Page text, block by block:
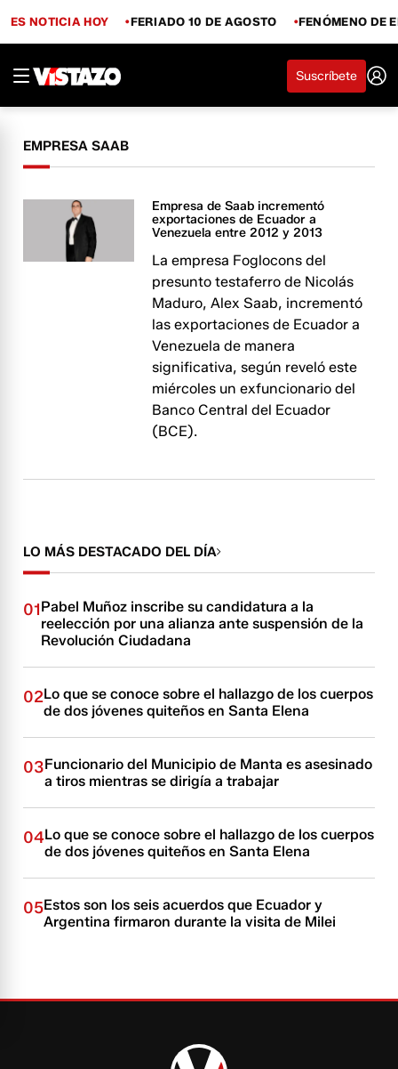
ES NOTICIA HOY FERIADO 10 DE AGOSTO FENÓMENO DE
Suscríbete
EMPRESA SAAB
Empresa de Saab incrementó
exportaciones de Ecuador a
Venezuela entre 2012 y 2013
La empresa Foglocons del
presunto testaferro de Nicolás
Maduro, Alex Saab, incrementó
las exportaciones de Ecuador a
Venezuela de manera
significativa, según reveló este
miércoles un exfuncionario del
Banco Central del Ecuador
(BCE).
LO MÁS DESTACADO DEL DÍA
01Pabel Muñoz inscribe su candidatura a la
reelección por una alianza ante suspensión de la
Revolución Ciudadana
02Lo que se conoce sobre el hallazgo de los cuerpos
de dos jóvenes quiteños en Santa Elena
03Funcionario del Municipio de Manta es asesinado
a tiros mientras se dirigía a trabajar
04Lo que se conoce sobre el hallazgo de los cuerpos
de dos jóvenes quiteños en Santa Elena
05Estos son los seis acuerdos que Ecuador y
Argentina firmaron durante la visita de Milei